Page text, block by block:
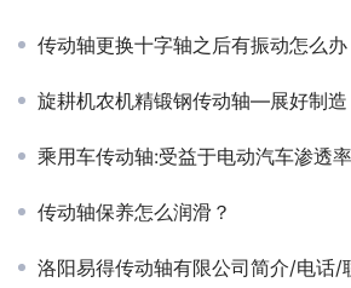
传动轴更换十字轴之后有振动怎么办
旋耕机农机精锻钢传动轴—展好制造
乘用车传动轴:受益于电动汽车渗透
传动轴保养怎么润滑？
洛阳易得传动轴有限公司简介/电话/